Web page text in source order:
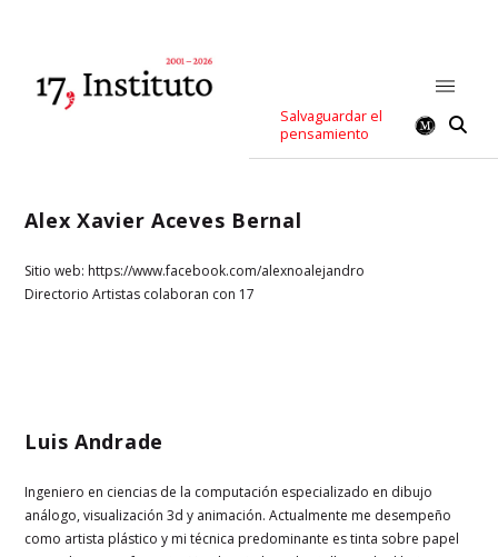
Salvaguardar el
pensamiento
Alex Xavier Aceves Bernal
Sitio web: https://www.facebook.com/alexnoalejandro
Directorio Artistas colaboran con 17
Luis Andrade
Ingeniero en ciencias de la computación especializado en dibujo
análogo, visualización 3d y animación. Actualmente me desempeño
como artista plástico y mi técnica predominante es tinta sobre papel